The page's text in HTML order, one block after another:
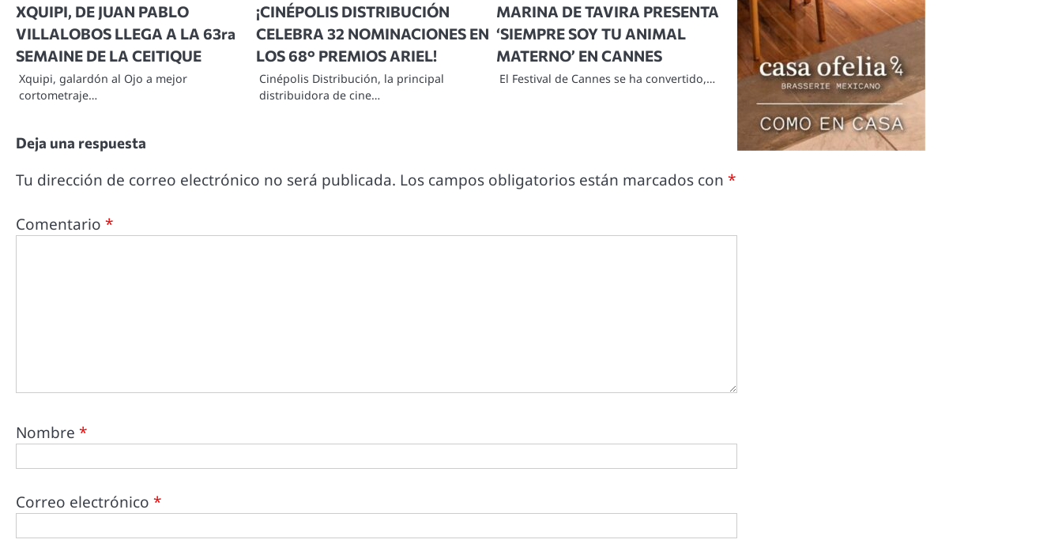
XQUIPI, DE JUAN PABLO
VILLALOBOS LLEGA A LA 63ra
SEMAINE DE LA CEITIQUE
Xquipi, galardón al Ojo a mejor
cortometraje…
¡CINÉPOLIS DISTRIBUCIÓN
CELEBRA 32 NOMINACIONES EN
LOS 68° PREMIOS ARIEL!
Cinépolis Distribución, la principal
distribuidora de cine…
MARINA DE TAVIRA PRESENTA
‘SIEMPRE SOY TU ANIMAL
MATERNO’ EN CANNES
El Festival de Cannes se ha convertido,…
Deja una respuesta
Tu dirección de correo electrónico no será publicada. Los campos obligatorios están marcados con *
Comentario *
Nombre *
Correo electrónico *